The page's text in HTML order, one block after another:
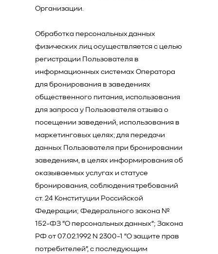
Организации.
Обработка персональных данных
физических лиц осуществляется с целью
регистрации Пользователя в
информационных системах Оператора
для бронирования в заведениях
общественного питания, использования
для запроса у Пользователя отзыва о
посещении заведений, использования в
маркетинговых целях; для передачи
данных Пользователя при бронировании
заведениям, в целях информирования об
оказываемых услугах и статусе
бронирования, соблюдения требований
ст. 24 Конституции Российской
Федерации; Федерального закона №
152-ФЗ "О персональных данных"; Закона
РФ от 07.02.1992 N 2300-1 "О защите прав
потребителей", с последующим